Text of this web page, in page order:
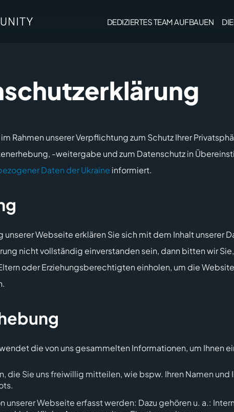
DEDIZIERTES TEAM AUFBAUEN
Rahmen unserer Verpflichtung zum Schutz Ihrer
-weitergabe und zum Datenschutz in
Daten der Ukraine informiert.
unserer Webseite erklären Sie sich mit dem Inhalt
nicht vollständig einverstanden sein, dann bitten wir
oder Erziehungsberechtigten einholen, um die
die von uns gesammelten Informationen, um Ihnen
die Sie uns freiwillig mitteilen, wie bspw. Ihren Namen
unserer Webseite erfasst werden: Dazu gehören u. a.: